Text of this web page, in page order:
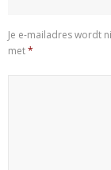
Je e-mailadres wordt
met*